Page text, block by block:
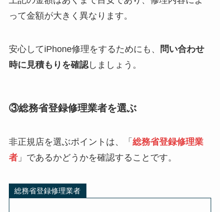
って金額が大きく異なります。
安心してiPhone修理をするためにも、
問い合わせ
時に見積もりを確認しましょう。
③総務省登録修理業者を選ぶ
非正規店を選ぶポイントは、「 総務省登録修理業
者」であるかどうかを確認することです。
総務省登録修理業者